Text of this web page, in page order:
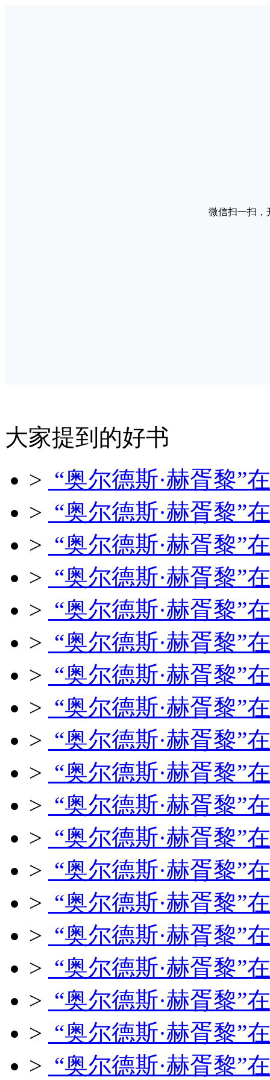
微信扫一扫，
大家提到的好书
> “奥尔德斯·赫胥黎”
> “奥尔德斯·赫胥黎”
> “奥尔德斯·赫胥黎”
> “奥尔德斯·赫胥黎”
> “奥尔德斯·赫胥黎”
> “奥尔德斯·赫胥黎”
> “奥尔德斯·赫胥黎”
> “奥尔德斯·赫胥黎”
> “奥尔德斯·赫胥黎”
> “奥尔德斯·赫胥黎”
> “奥尔德斯·赫胥黎”
> “奥尔德斯·赫胥黎”
> “奥尔德斯·赫胥黎”
> “奥尔德斯·赫胥黎”
> “奥尔德斯·赫胥黎”
> “奥尔德斯·赫胥黎”
> “奥尔德斯·赫胥黎”
> “奥尔德斯·赫胥黎”
> “奥尔德斯·赫胥黎”